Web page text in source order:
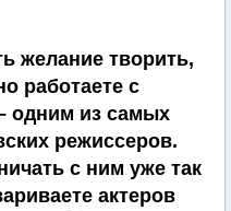
желание творить,
работаете с
одним из самых
режиссеров.
с ним уже так
актеров